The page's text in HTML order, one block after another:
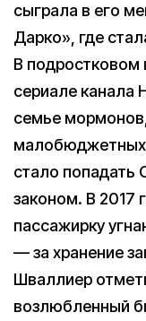
сыграла в его
Дарко», где
В подростковом
сериале канала
семье
малобюджетных
стало попадать
законом. В 2017
пассажирку
— за хранение
Шваллиер
возлюбленный